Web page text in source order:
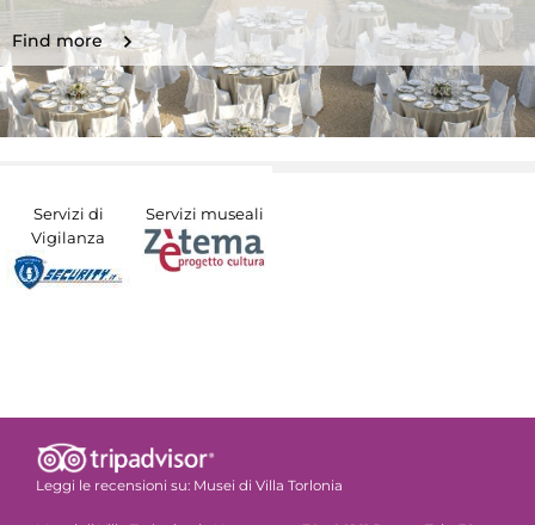
Find more
Servizi di
Vigilanza
Servizi museali
Leggi le recensioni su: Musei di Villa Torlonia